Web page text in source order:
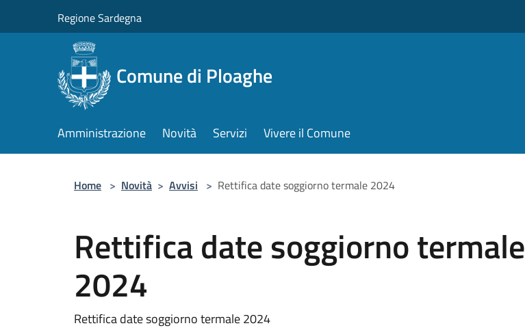
Regione Sardegna
Comune di Ploaghe
Amministrazione Novità Servizi Vivere il Comune
Home > Novità > Avvisi > Rettifica date soggiorno termale 2024
Rettifica date soggiorno termale
2024
Rettifica date soggiorno termale 2024